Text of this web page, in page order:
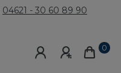
04621 - 30 60 89 90
0